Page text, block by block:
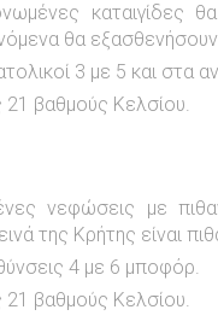
καταιγίδες
θα
3 με 5 και στα
βαθμούς Κελσίου.
νεφώσεις με
της Κρήτης είναι
4 με 6 μποφόρ.
βαθμούς Κελσίου.